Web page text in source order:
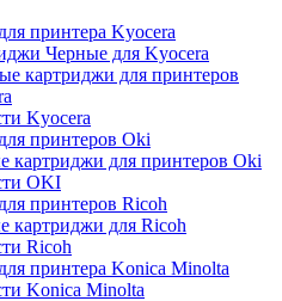
принтера Kyocera
Черные для Kyocera
картриджи для принтеров
Kyocera
принтеров Oki
картриджи для принтеров Oki
OKI
принтеров Ricoh
картриджи для Ricoh
Ricoh
принтера Konica Minolta
Koniсa Minolta